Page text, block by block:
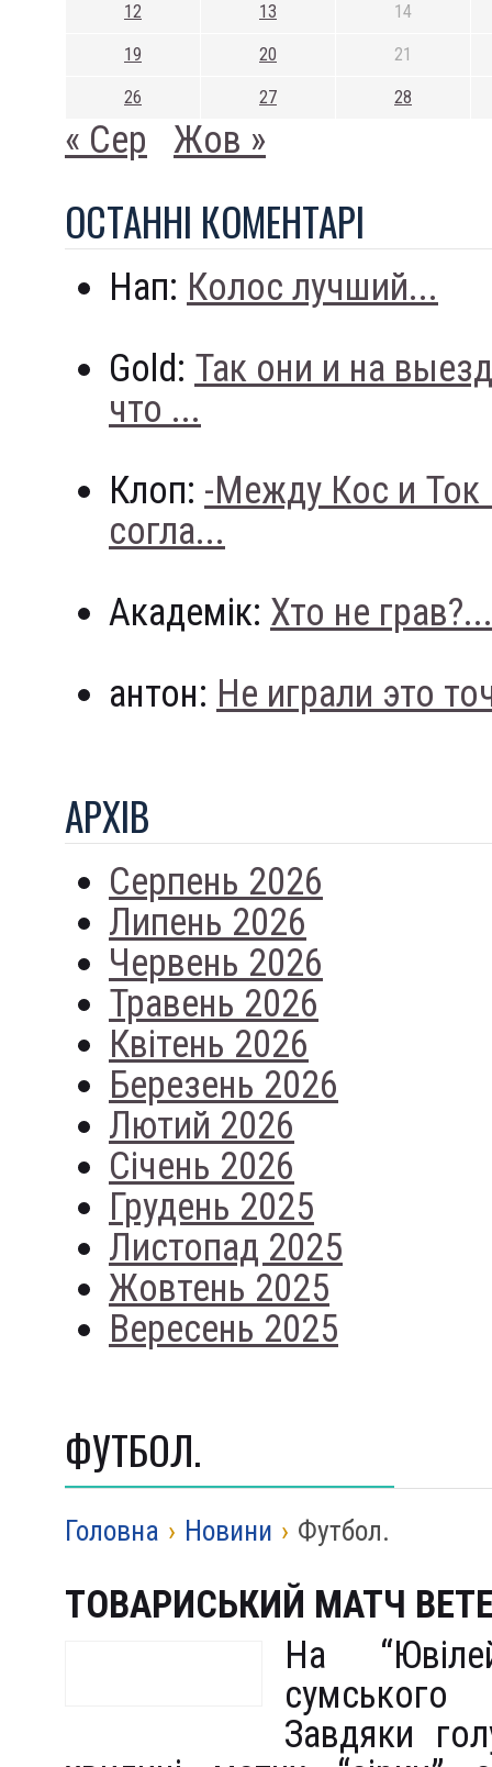
12 13 14
19 20 21
26 27 28
« Сер Жов »
ОСТАННI КОМЕНТАРI
Нап: Колос лучший...
Gold: Так они и на
что ...
Клоп: -Между Кос и
согла...
Академік: Хто не грав?...
антон: Не играли это
АРХIВ
Серпень 2026
Липень 2026
Червень 2026
Травень 2026
Квітень 2026
Березень 2026
Лютий 2026
Січень 2026
Грудень 2025
Листопад 2025
Жовтень 2025
Вересень 2025
ФУТБОЛ.
Головна › Новини › Футбол.
ТОВАРИСЬКИЙ МАТЧ
На
сумського
Завдяки